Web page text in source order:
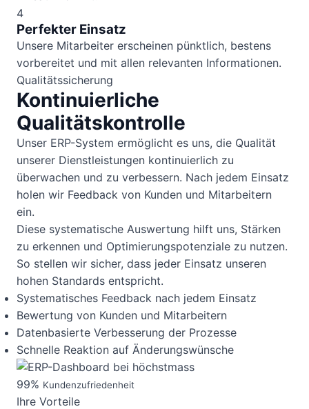
4
Perfekter Einsatz
Unsere Mitarbeiter erscheinen pünktlich, bestens
vorbereitet und mit allen relevanten Informationen.
Qualitätssicherung
Kontinuierliche
Qualitätskontrolle
Unser ERP-System ermöglicht es uns, die Qualität
unserer Dienstleistungen kontinuierlich zu
überwachen und zu verbessern. Nach jedem Einsatz
holen wir Feedback von Kunden und Mitarbeitern
ein.
Diese systematische Auswertung hilft uns, Stärken
zu erkennen und Optimierungspotenziale zu nutzen.
So stellen wir sicher, dass jeder Einsatz unseren
hohen Standards entspricht.
Systematisches Feedback nach jedem Einsatz
Bewertung von Kunden und Mitarbeitern
Datenbasierte Verbesserung der Prozesse
Schnelle Reaktion auf Änderungswünsche
99% Kundenzufriedenheit
Ihre Vorteile